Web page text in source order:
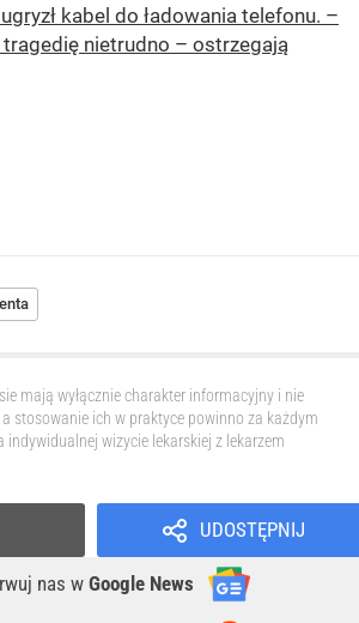
kabel do ładowania telefonu. –
nietrudno – ostrzegają
mają wyłącznie charakter informacyjny i nie
stosowanie ich w praktyce powinno za każdym
indywidualnej wizycie lekarskiej z lekarzem
UDOSTĘPNIJ
nas w Google News